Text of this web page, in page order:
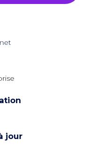
jour